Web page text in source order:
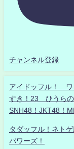
チャンネル登録
アイドッフル！ ワ
すき！23 ひうらの
SNH48！JKT48！
タダッフル！ネト
パワーズ！